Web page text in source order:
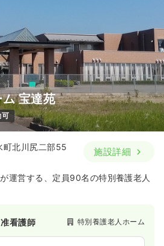
宝達苑
可
町北川尻二部55 施設詳細
運営する、定員90名の特別養護老人
看護師 特別養護老人ホーム